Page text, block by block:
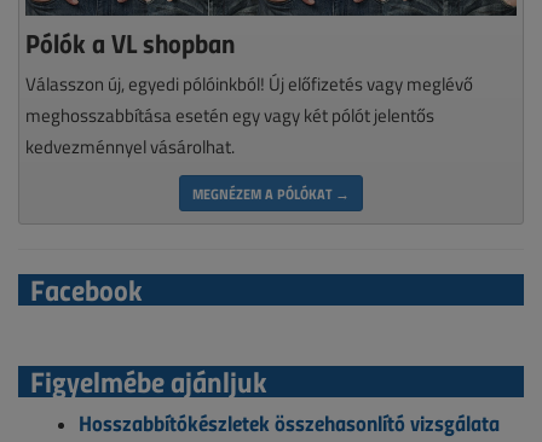
Pólók a VL shopban
Válasszon új, egyedi pólóinkból! Új előfizetés vagy meglévő
meghosszabbítása esetén egy vagy két pólót jelentős
kedvezménnyel vásárolhat.
MEGNÉZEM A PÓLÓKAT →
Facebook
Figyelmébe ajánljuk
Hosszabbítókészletek összehasonlító vizsgálata